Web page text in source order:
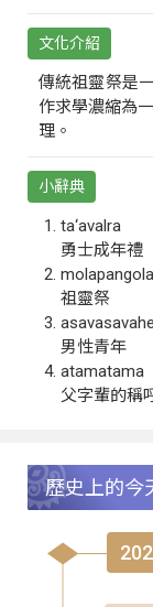
文化介紹
傳統祖靈祭是
作求學濃縮為
理。
小辭典
ta‘avalra
勇士成年禮
祖靈祭
asavasavahe
男性青年
atamatama
父字輩的稱
歷史上的今